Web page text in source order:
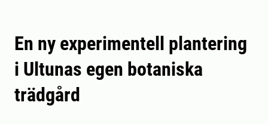
En ny experimentell plantering
i Ultunas egen botaniska
trädgård